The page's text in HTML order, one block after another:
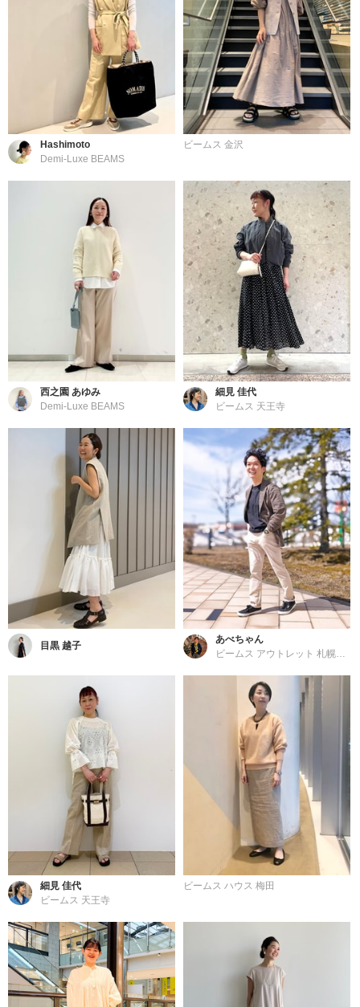
Hashimoto
Demi-Luxe BEAMS
ビームス 金沢
西之園 あゆみ
Demi-Luxe BEAMS
細見 佳代
ビームス 天王寺
目黒 越子
あべちゃん
細見 佳代
ビームス 天王寺
ビームス ハウス 梅田